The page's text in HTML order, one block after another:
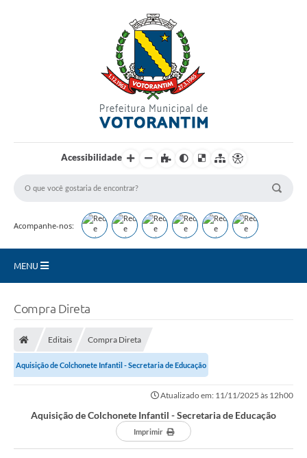
Acessibilidade
Acompanhe-nos:
MENU
Vagas PAT
Perguntas e Respostas Frequentes
Compra Direta
Editais Compra Direta
Aquisição de Colchonete Infantil - Secretaria de Educação
Atualizado em: 11/11/2025 às 12h00
Aquisição de Colchonete Infantil - Secretaria de Educação
Imprimir